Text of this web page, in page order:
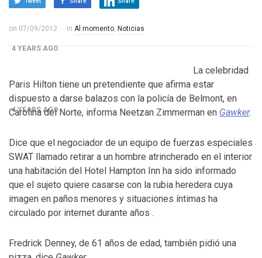
Control del Senado EUA en juego en 2da vuelta
electoral en Georgia
4 YEARS AGO
¡Finalmente! Cámara de Representantes obtiene
declaraciones de impuestos de Donald Trump
4 YEARS AGO
Steward Rhodes, fundador de violento, grupo
paramilitar
on 07/09/2012 in Al momento, Noticias
La celebridad
Paris Hilton tiene un pretendiente que afirma estar
dispuesto a darse balazos con la policía de Belmont, en
Carolina del Norte, informa Neetzan Zimmerman en Gawker.
Dice que el negociador de un equipo de fuerzas especiales
SWAT llamado retirar a un hombre atrincherado en el interior
una habitación del Hotel Hampton Inn ha sido informado
que el sujeto quiere casarse con la rubia heredera cuya
imagen en paños menores y situaciones íntimas ha
circulado por internet durante años .
Fredrick Denney, de 61 años de edad, también pidió una